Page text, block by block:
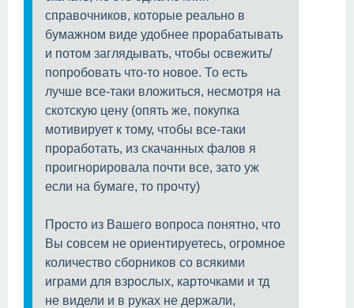
справочников, которые реально в
бумажном виде удобнее прорабатывать
и потом заглядывать, чтобы освежить/
попробовать что-то новое. То есть
лучше все-таки вложиться, несмотря на
скотскую цену (опять же, покупка
мотивирует к тому, чтобы все-таки
проработать, из скачанных фалов я
проигнорировала почти все, зато уж
если на бумаге, то прочту)
Просто из Вашего вопроса понятно, что
Вы совсем не ориентируетесь, огромное
количество сборников со всякими
играми для взрослых, карточками и тд
не видели и в руках не держали,